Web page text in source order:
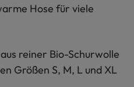
Hose für viele
reiner Bio-Schurwolle
Größen S, M, L und XL